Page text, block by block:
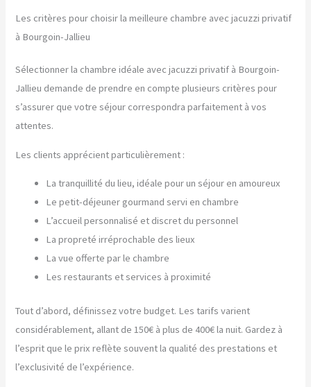
Les critères pour choisir la meilleure chambre avec jacuzzi privatif
à Bourgoin-Jallieu
Sélectionner la chambre idéale avec jacuzzi privatif à Bourgoin-
Jallieu demande de prendre en compte plusieurs critères pour
s’assurer que votre séjour correspondra parfaitement à vos
attentes.
Les clients apprécient particulièrement :
La tranquillité du lieu, idéale pour un séjour en amoureux
Le petit-déjeuner gourmand servi en chambre
L’accueil personnalisé et discret du personnel
La propreté irréprochable des lieux
La vue offerte par le chambre
Les restaurants et services à proximité
Tout d’abord, définissez votre budget. Les tarifs varient
considérablement, allant de 150€ à plus de 400€ la nuit. Gardez à
l’esprit que le prix reflète souvent la qualité des prestations et
l’exclusivité de l’expérience.